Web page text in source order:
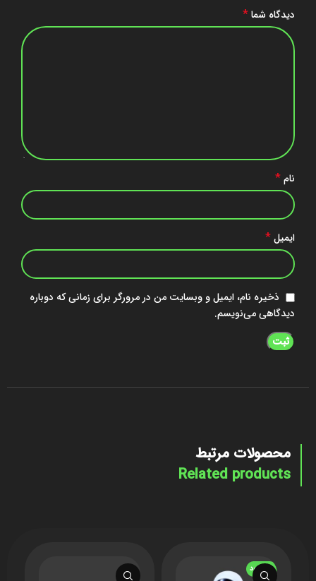
دیدگاه شما*
نام*
ایمیل*
ذخیره نام، ایمیل و وبسایت من در مرورگر برای زمانی که دوباره
دیدگاهی می‌نویسم.
محصولات مرتبط
Related products
ناموجود